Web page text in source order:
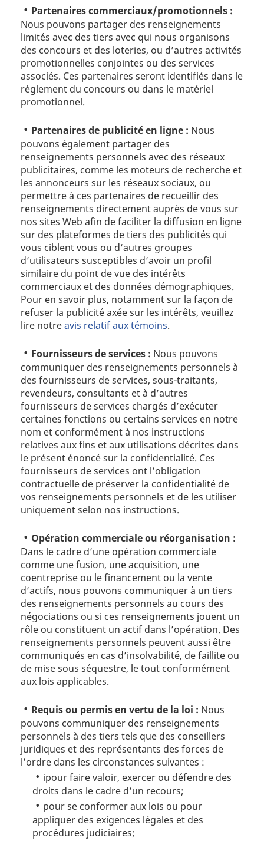
Partenaires commerciaux/promotionnels :
Nous pouvons partager des renseignements
limités avec des tiers avec qui nous organisons
des concours et des loteries, ou d’autres activités
promotionnelles conjointes ou des services
associés. Ces partenaires seront identifiés dans le
règlement du concours ou dans le matériel
promotionnel.
Partenaires de publicité en ligne : Nous
pouvons également partager des
renseignements personnels avec des réseaux
publicitaires, comme les moteurs de recherche et
les annonceurs sur les réseaux sociaux, ou
permettre à ces partenaires de recueillir des
renseignements directement auprès de vous sur
nos sites Web afin de faciliter la diffusion en ligne
sur des plateformes de tiers des publicités qui
vous ciblent vous ou d’autres groupes
d’utilisateurs susceptibles d’avoir un profil
similaire du point de vue des intérêts
commerciaux et des données démographiques.
Pour en savoir plus, notamment sur la façon de
refuser la publicité axée sur les intérêts, veuillez
lire notreavis relatif aux témoins.
Fournisseurs de services : Nous pouvons
communiquer des renseignements personnels à
des fournisseurs de services, sous-traitants,
revendeurs, consultants et à d’autres
fournisseurs de services chargés d’exécuter
certaines fonctions ou certains services en notre
nom et conformément à nos instructions
relatives aux fins et aux utilisations décrites dans
le présent énoncé sur la confidentialité. Ces
fournisseurs de services ont l’obligation
contractuelle de préserver la confidentialité de
vos renseignements personnels et de les utiliser
uniquement selon nos instructions.
Opération commerciale ou réorganisation :
Dans le cadre d’une opération commerciale
comme une fusion, une acquisition, une
coentreprise ou le financement ou la vente
d’actifs, nous pouvons communiquer à un tiers
des renseignements personnels au cours des
négociations ou si ces renseignements jouent un
rôle ou constituent un actif dans l’opération. Des
renseignements personnels peuvent aussi être
communiqués en cas d’insolvabilité, de faillite ou
de mise sous séquestre, le tout conformément
aux lois applicables.
Requis ou permis en vertu de la loi : Nous
pouvons communiquer des renseignements
personnels à des tiers tels que des conseillers
juridiques et des représentants des forces de
l’ordre dans les circonstances suivantes :
ipour faire valoir, exercer ou défendre des
droits dans le cadre d’un recours;
pour se conformer aux lois ou pour
appliquer des exigences légales et des
procédures judiciaires;